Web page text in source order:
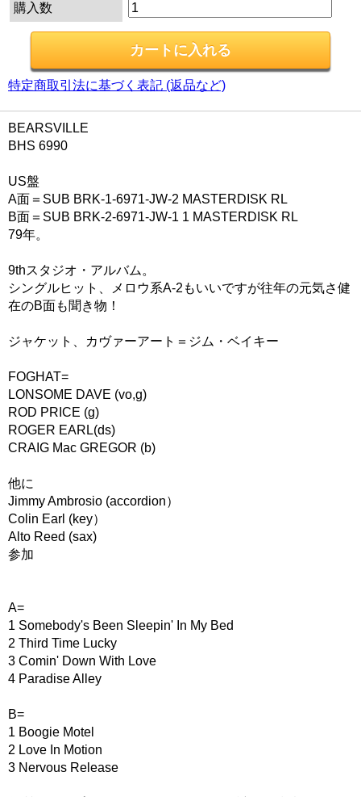
購入数
特定商取引法に基づく表記 (返品など)
BEARSVILLE
BHS 6990
US盤
A面＝SUB BRK-1-6971-JW-2 MASTERDISK RL
B面＝SUB BRK-2-6971-JW-1 1 MASTERDISK RL
79年。
9thスタジオ・アルバム。
シングルヒット、メロウ系A-2もいいですが往年の元気さ健
在のB面も聞き物！
ジャケット、カヴァーアート＝ジム・ベイキー
FOGHAT=
LONSOME DAVE (vo,g)
ROD PRICE (g)
ROGER EARL(ds)
CRAIG Mac GREGOR (b)
他に
Jimmy Ambrosio (accordion）
Colin Earl (key）
Alto Reed (sax)
参加
A=
1 Somebody's Been Sleepin' In My Bed
2 Third Time Lucky
3 Comin' Down With Love
4 Paradise Alley
B=
1 Boogie Motel
2 Love In Motion
3 Nervous Release